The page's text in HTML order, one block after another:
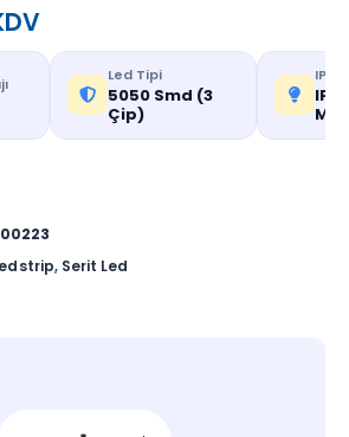
Led Tipi
5050 Smd (3
Çip)
IP
, Serit Led